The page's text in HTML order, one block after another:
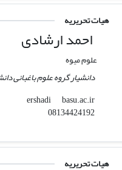
هیات تحریریه
احمد ارشادی
علوم میوه
دانشیار گروه علوم باغبانی
ershadi
basu.ac.ir
08134424192
هیات تحریریه